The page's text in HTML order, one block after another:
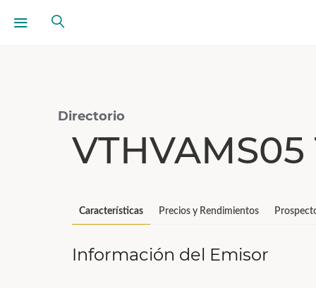
Directorio
VTHVAMS05
Características Precios y Rendimientos
Información del Emisor